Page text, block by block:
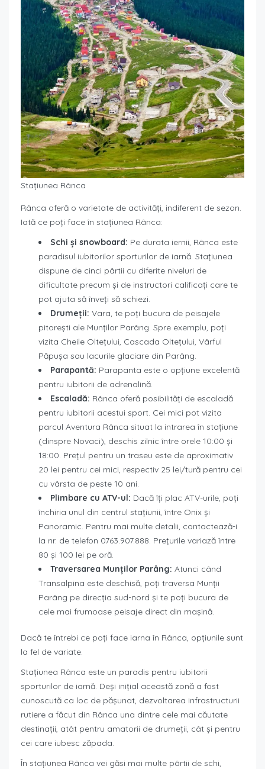
Stațiunea Rânca
Rânca oferă o varietate de activități, indiferent de sezon.
Iată ce poți face în stațiunea Rânca:
Schi și snowboard: Pe durata iernii, Rânca este
paradisul iubitorilor sporturilor de iarnă. Stațiunea
dispune de cinci pârtii cu diferite niveluri de
dificultate precum și de instructori calificați care te
pot ajuta să înveți să schiezi.
Drumeții: Vara, te poți bucura de peisajele
pitorești ale Munților Parâng. Spre exemplu, poți
vizita Cheile Oltețului, Cascada Oltețului, Vârful
Păpușa sau lacurile glaciare din Parâng.
Parapantă: Parapanta este o opțiune excelentă
pentru iubitorii de adrenalină.
Escaladă: Rânca oferă posibilități de escaladă
pentru iubitorii acestui sport. Cei mici pot vizita
parcul Aventura Rânca situat la intrarea în stațiune
(dinspre Novaci), deschis zilnic între orele 10:00 și
18:00. Prețul pentru un traseu este de aproximativ
20 lei pentru cei mici, respectiv 25 lei/tură pentru cei
cu vârsta de peste 10 ani.
Plimbare cu ATV-ul: Dacă îți plac ATV-urile, poți
închiria unul din centrul stațiunii, între Onix și
Panoramic. Pentru mai multe detalii, contactează-i
la nr. de telefon 0763.907.888. Prețurile variază între
80 și 100 lei pe oră.
Traversarea Munților Parâng: Atunci când
Transalpina este deschisă, poți traversa Munții
Parâng pe direcția sud-nord și te poți bucura de
cele mai frumoase peisaje direct din mașină.
Dacă te întrebi ce poți face iarna în Rânca, opțiunile sunt
la fel de variate.
Stațiunea Rânca este un paradis pentru iubitorii
sporturilor de iarnă. Deși inițial această zonă a fost
cunoscută ca loc de pășunat, dezvoltarea infrastructurii
rutiere a făcut din Rânca una dintre cele mai căutate
destinații, atât pentru amatorii de drumeții, cât și pentru
cei care iubesc zăpada.
În stațiunea Rânca vei găsi mai multe pârtii de schi,